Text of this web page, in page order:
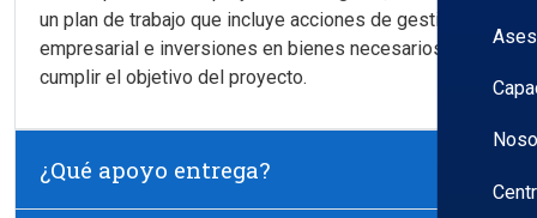
un plan de trabajo que incluye acciones de gestión
empresarial e inversiones en bienes necesarios para
cumplir el objetivo del proyecto.
¿Qué apoyo entrega?